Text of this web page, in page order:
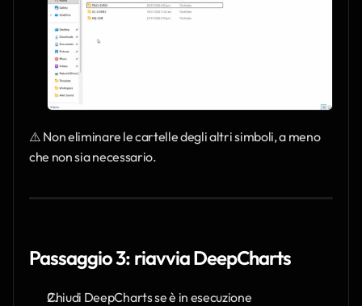
⚠️ Non eliminare le cartelle degli altri simboli, a meno
che non sia necessario.
Passaggio 3: riavvia DeepCharts
Chiudi DeepCharts se è in esecuzione